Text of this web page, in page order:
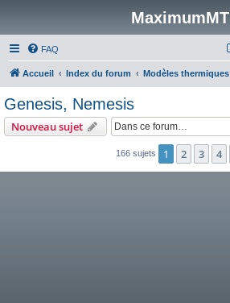
MaximumMT
FAQ
Accueil Index du forum Modèles thermiques
Genesis, Nemesis
Nouveau sujet
166 sujets 1 2 3 4